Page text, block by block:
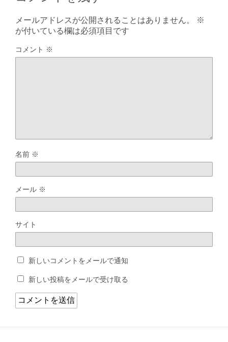
メールアドレスが公開されることはありません。
※
が付いている欄は必須項目です
コメント ※
名前 ※
メール ※
サイト
新しいコメントをメールで通知
新しい投稿をメールで受け取る